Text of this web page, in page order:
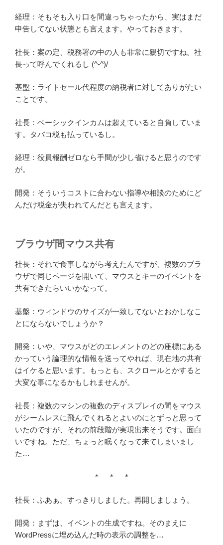
経理：そもそも入り口を間違っちゃったから、実はまだ
申告してない状態とも言えます。やっておきます。
社長：案の定、税務署の中の人も非常に親切ですね。社
長って呼んでくれるし (^-^)/
基盤：ライトセール代程度の納税者に対してありがたい
ことです。
社長：ベーシックインカムは超えていると自負していま
す。タバコ税も払っているし。
経理：役員報酬ゼロなら手間が少し省けると思うのです
が。
開発：そういうコストに合わない指導や相談のためにど
んだけ税金が失われてんだとも言えます。
ブラウザ間マウス共有
社長：それで食事しながら考えたんですが、複数のブラ
ウザで同じページを開いて、マウスとキーのイベントを
共有できたらいいかなって。
基盤：ウィンドウのサイズが一致してないとおかしなこ
とにならないでしょうか？
開発：いや、マウスがどのエレメントのどの座標にある
かっていう論理的な情報を送ってやれば、現在地の共有
はイケると思います。もっとも、スクロールとかすると
大変な事になるかもしれませんが。
社長：複数のマシンの複数のディスプレイの間をマウス
がシームレスに飛んでくれるとよいのにとずっと思って
いたのですが、それの前段階が実現出来そうです。面白
いですね。ただ、ちょっと眠くなって来てしまいまし
た…
＊ ＊ ＊
社長：ふあぁ。すっきりしました。再開しましょう。
開発：まずは、イベントの生成ですね。そのまえに
WordPressに埋め込んだ時の表示の調整を…